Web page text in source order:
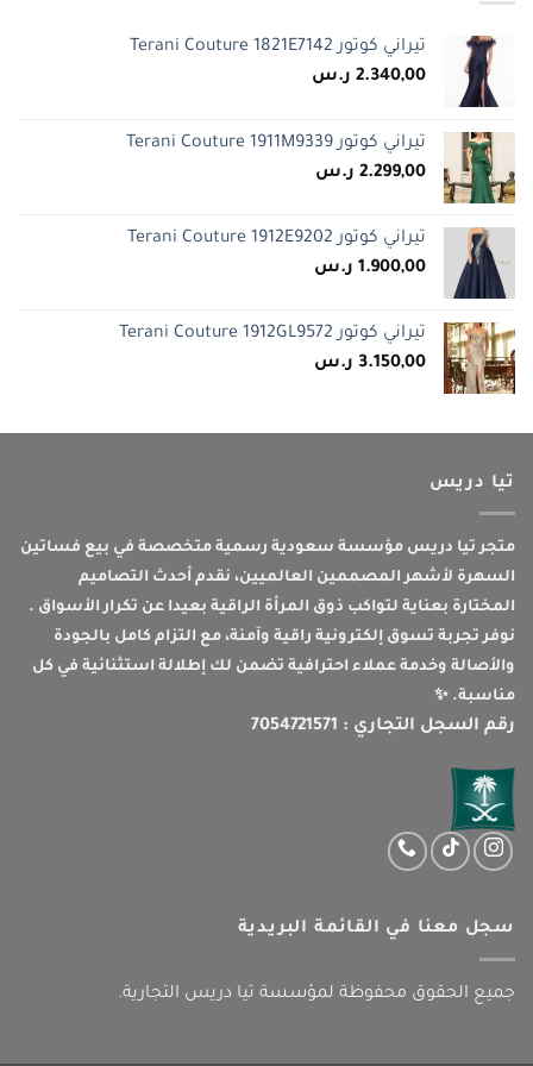
تيراني كوتور Terani Couture 1821E7142
2.340,00 ر.س
تيراني كوتور Terani Couture 1911M9339
2.299,00 ر.س
تيراني كوتور Terani Couture 1912E9202
1.900,00 ر.س
تيراني كوتور Terani Couture 1912GL9572
3.150,00 ر.س
تيا دريس
متجر تيا دريس مؤسسة سعودية رسمية متخصصة في بيع فساتين
السهرة لأشهر المصممين العالميين، نقدم أحدث التصاميم
المختارة بعناية لتواكب ذوق المرأة الراقية بعيدا عن تكرار الأسواق .
نوفر تجربة تسوق إلكترونية راقية وآمنة، مع التزام كامل بالجودة
والأصالة وخدمة عملاء احترافية تضمن لك إطلالة استثنائية في كل
مناسبة. ✨
رقم السجل التجاري : 7054721571
سجل معنا في القائمة البريدية
جميع الحقوق محفوظة لمؤسسة تيا دريس التجارية.